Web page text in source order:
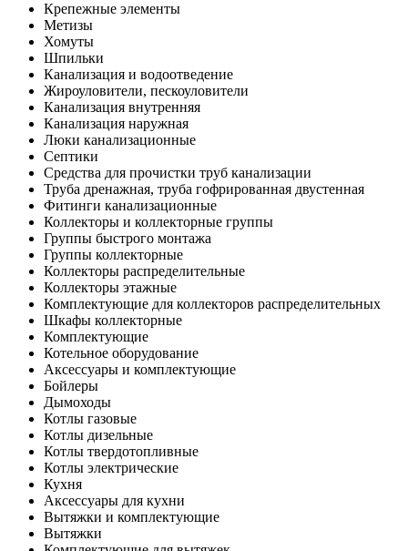
Крепежные элементы
Метизы
Хомуты
Шпильки
Канализация и водоотведение
Жироуловители, пескоуловители
Канализация внутренняя
Канализация наружная
Люки канализационные
Септики
Средства для прочистки труб канализации
Труба дренажная, труба гофрированная двустенная
Фитинги канализационные
Коллекторы и коллекторные группы
Группы быстрого монтажа
Группы коллекторные
Коллекторы распределительные
Коллекторы этажные
Комплектующие для коллекторов распределительных
Шкафы коллекторные
Комплектующие
Котельное оборудование
Аксессуары и комплектующие
Бойлеры
Дымоходы
Котлы газовые
Котлы дизельные
Котлы твердотопливные
Котлы электрические
Кухня
Аксессуары для кухни
Вытяжки и комплектующие
Вытяжки